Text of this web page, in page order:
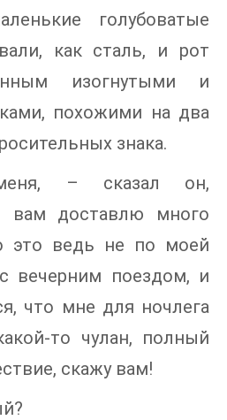
голубоватые
как сталь, и рот
изогнутыми и
похожими на два
знака.
– сказал он,
вам доставлю много
это ведь не по моей
вечерним поездом, и
что мне для ночлега
то чулан, полный
скажу вам!